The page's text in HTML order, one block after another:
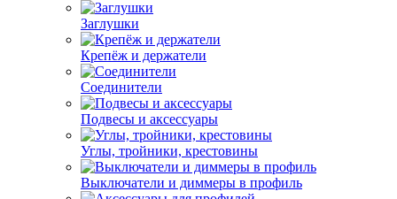
Заглушки
Крепёж и держатели
Соединители
Подвесы и аксессуары
Углы, тройники, крестовины
Выключатели и диммеры в профиль